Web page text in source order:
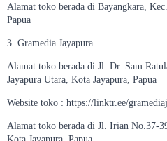
Alamat toko berada di Bayangkara,
Papua
3. Gramedia Jayapura
Alamat toko berada di Jl. Dr. Sam
Jayapura Utara, Kota Jayapura, Papua
Website toko : https://linktr.ee/
Alamat toko berada di Jl. Irian No.37-